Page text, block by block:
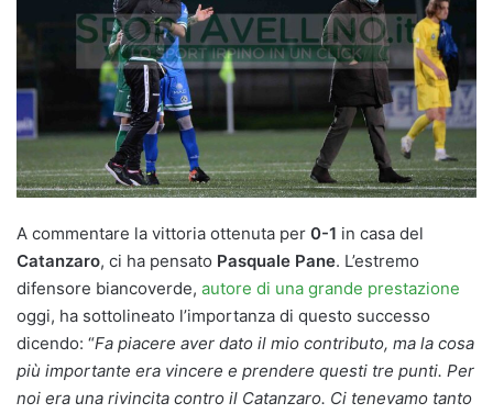
A commentare la vittoria ottenuta per 0-1 in casa del
Catanzaro, ci ha pensato Pasquale Pane. L’estremo
difensore biancoverde, autore di una grande prestazione
oggi, ha sottolineato l’importanza di questo successo
dicendo: “Fa piacere aver dato il mio contributo, ma la cosa
più importante era vincere e prendere questi tre punti. Per
noi era una rivincita contro il Catanzaro. Ci tenevamo tanto